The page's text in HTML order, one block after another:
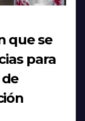
que se
para